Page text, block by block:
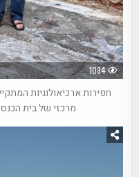
1084
חפירות ארכיאולוגיות
מרכזי של בית